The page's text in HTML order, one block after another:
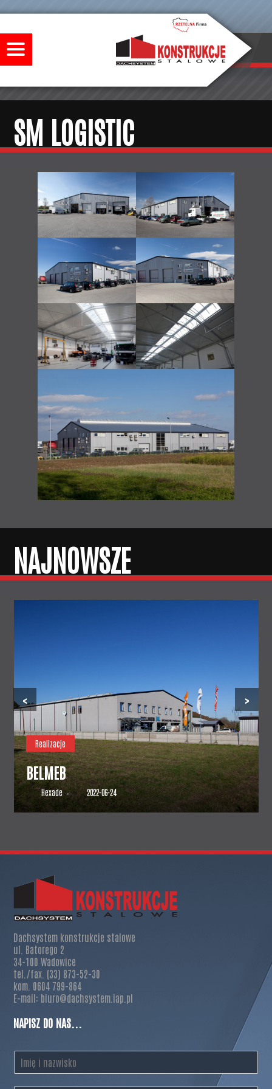
SM LOGISTIC
NAJNOWSZE
Realizacje
BELMEB
Hexade – 2022-06-24
‹ ›
Dachsystem konstrukcje stalowe
ul. Batorego 2
34-100 Wadowice
tel./fax. (33) 873-52-30
kom. 0604 799-864
E-mail: biuro@dachsystem.iap.pl
NAPISZ DO NAS...